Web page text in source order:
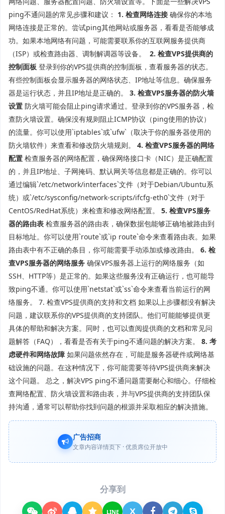
ping不通问题的常见步骤和建议： 1. 检查网络连接 确保你的本地
网络连接是正常的。尝试ping其他网站或服务器，看看是否能够成
功。如果本地网络有问题，可能需要联系你的互联网服务提供商
（ISP）或检查路由器、调制解调器等设备。
2. 检查VPS提供商的
控制面板 登录到你的VPS提供商的控制面板，查看服务器的状态。
有些控制面板会显示服务器的网络状态、IP地址等信息。确保服务
器是运行状态，并且IP地址是正确的。 3. 检查VPS服务器的防火墙
设置 防火墙可能会阻止ping请求通过。登录到你的VPS服务器，检
查防火墙设置。确保没有规则阻止ICMP协议（ping使用的协议）
的流量。你可以使用`iptables`或`ufw`（取决于你的服务器使用的
防火墙软件）来查看和修改防火墙规则。 4. 检查VPS服务器的网络
配置 检查服务器的网络配置，确保网络接口卡（NIC）是正确配置
的，并且IP地址、子网掩码、默认网关等信息都是正确的。你可以
通过编辑`/etc/network/interfaces`文件（对于Debian/Ubuntu系
统）或`/etc/sysconfig/network-scripts/ifcfg-eth0`文件（对于
CentOS/RedHat系统）来检查和修改网络配置。 5. 检查VPS服务
器的路由表 检查服务器的路由表，确保数据包能够正确地被路由到
目标地址。你可以使用`route`或`ip route`命令来查看路由表。如果
路由表中有不正确的条目，你可能需要手动添加或修改路由。 6. 检
查VPS服务器的网络服务 确保VPS服务器上运行的网络服务（如
SSH、HTTP等）是正常的。如果这些服务没有正确运行，也可能导
致ping不通。你可以使用`netstat`或`ss`命令来查看当前运行的网
络服务。 7. 检查VPS提供商的支持和文档 如果以上步骤都没有解决
问题，建议联系你的VPS提供商的支持团队。他们可能能够提供更
具体的帮助和解决方案。同时，也可以查阅提供商的文档和常见问
题解答（FAQ），看看是否有关于ping不通问题的解决方案。 8. 考
虑硬件和网络故障 如果问题依然存在，可能是服务器硬件或网络基
础设施的问题。在这种情况下，你可能需要等待VPS提供商来解决
这个问题。 总之，解决VPS ping不通问题需要耐心和细心。仔细检
查网络配置、防火墙设置和路由表，并与VPS提供商的支持团队保
持沟通，通常可以帮助你找到问题的根源并采取相应的解决措施。
广告招商
文章内容详情页下 · 优质席位开放中
分享到
LINE X